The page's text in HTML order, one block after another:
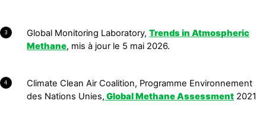
3 Global Monitoring Laboratory,Trends in Atmospheric
Methane, mis à jour le 5 mai 2026.
4
Climate Clean Air Coalition, Programme Environnement
des Nations Unies, Global Methane Assessment 2021